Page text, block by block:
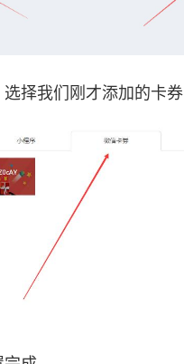
择我们刚才添加的卡券